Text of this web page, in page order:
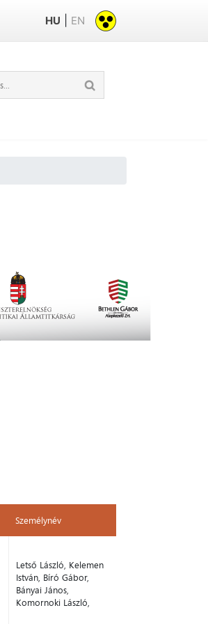
HU EN
Személynév
Letső László, Kelemen
István, Bíró Gábor,
Bányai János,
Komornoki László,